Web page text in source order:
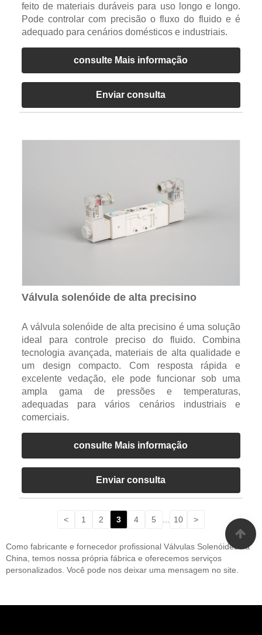
feito de materiais duráveis ​​para uso longo e longo.
Pode controlar com precisão o fluxo do fluido e é
adequado para cenários domésticos e industriais.
consulte Mais informação
Enviar consulta
Válvula solenóide de alta precisino
A válvula solenóide de alta precisino é uma solução
ideal para controle preciso do fluido. Combina
tecnologia avançada, materiais de alta qualidade e
um design compacto. Com resposta rápida e
excelente vedação, ele pode funcionar sob uma
ampla gama de pressões e temperaturas,
adequadas para vários cenários industriais e
comerciais.
consulte Mais informação
Enviar consulta
< 1 2 3 4 5 10 >
Como fabricante e fornecedor profissional Válvulas Solenóides na
China, temos nossa própria fábrica e oferecemos serviços
personalizados. Você pode nos deixar uma mensagem no site.